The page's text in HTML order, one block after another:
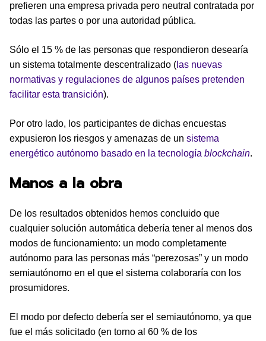
prefieren una empresa privada pero neutral contratada por
todas las partes o por una autoridad pública.
Sólo el 15 % de las personas que respondieron desearía
un sistema totalmente descentralizado ( las nuevas
normativas y regulaciones de algunos países pretenden
facilitar esta transición).
Por otro lado, los participantes de dichas encuestas
expusieron los riesgos y amenazas de un sistema
energético autónomo basado en la tecnología blockchain.
Manos a la obra
De los resultados obtenidos hemos concluido que
cualquier solución automática debería tener al menos dos
modos de funcionamiento: un modo completamente
autónomo para las personas más “perezosas” y un modo
semiautónomo en el que el sistema colaboraría con los
prosumidores.
El modo por defecto debería ser el semiautónomo, ya que
fue el más solicitado (en torno al 60 % de los